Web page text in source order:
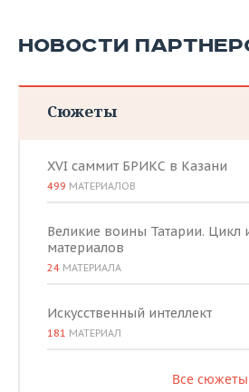
НОВОСТИ
Сюжеты
XVI саммит БРИКС в Казани
499 МАТЕРИАЛОВ
Великие воины Татарии. Цикл
материалов
24 МАТЕРИАЛА
Искусственный интеллект
181 МАТЕРИАЛ
Все сюжеты